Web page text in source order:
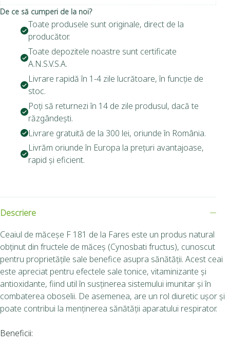
De ce să cumperi de la noi?
Toate produsele sunt originale, direct de la
producător.
Toate depozitele noastre sunt certificate
A.N.S.V.S.A.
Livrare rapidă în 1-4 zile lucrătoare, în funcție de
stoc.
Poți să returnezi în 14 de zile produsul, dacă te
răzgândești.
Livrare gratuită de la 300 lei, oriunde în România.
Livrăm oriunde în Europa la prețuri avantajoase,
rapid și eficient.
Descriere
Ceaiul de măceșe F 181 de la Fares este un produs natural
obținut din fructele de măceș (Cynosbati fructus), cunoscut
pentru proprietățile sale benefice asupra sănătății. Acest ceai
este apreciat pentru efectele sale tonice, vitaminizante și
antioxidante, fiind util în susținerea sistemului imunitar și în
combaterea oboselii. De asemenea, are un rol diuretic ușor și
poate contribui la menținerea sănătății aparatului respirator.
Beneficii: